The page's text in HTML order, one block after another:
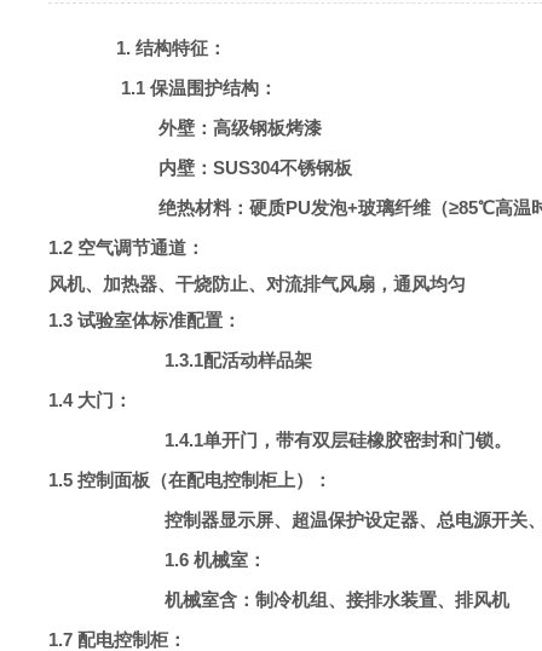
1. 结构特征：
1.1 保温围护结构：
外壁：高级钢板烤漆
内壁：SUS304不锈钢板
绝热材料：硬质PU发泡+玻璃纤维（≥85℃高温
1.2 空气调节通道：
风机、加热器、干烧防止、 对流排气风扇，通风均匀
1.3 试验室体标准配置：
1.3.1配活动样品架
1.4 大门：
1.4.1单开门，带有双层硅橡胶密封和门锁。
1.5 控制面板（在配电控制柜上）：
控制器显示屏、超温保护设定器、总电源开关
1.6 机械室：
机械室含： 制冷机组、接排水装置、排风机
1.7 配电控制柜：